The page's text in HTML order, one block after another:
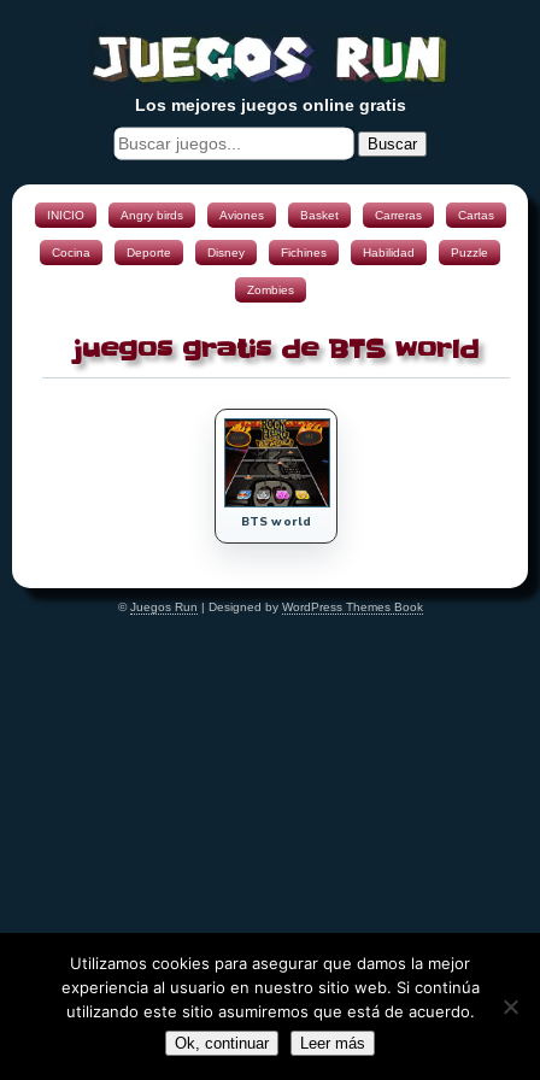
Los mejores juegos online gratis
Buscar
INICIO Angry birds Aviones Basket Carreras Cartas
Cocina Deporte Disney Fichines Habilidad Puzzle
Zombies
juegos gratis de BTS world
BTS world
©Juegos Run | Designed by WordPress Themes Book
Utilizamos cookies para asegurar que damos la mejor
experiencia al usuario en nuestro sitio web. Si continúa
utilizando este sitio asumiremos que está de acuerdo.
Ok, continuar Leer más